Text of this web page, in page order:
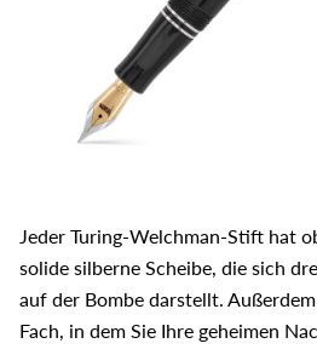
Jeder Turing-Welchman-Stift hat
solide silberne Scheibe, die sich
auf der Bombe darstellt.
Fach, in dem Sie Ihre geheimen